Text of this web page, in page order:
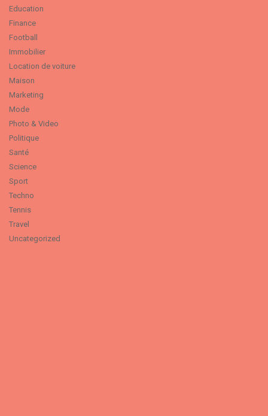
Education
Finance
Football
Immobilier
Location de voiture
Maison
Marketing
Mode
Photo & Video
Politique
Santé
Science
Sport
Techno
Tennis
Travel
Uncategorized